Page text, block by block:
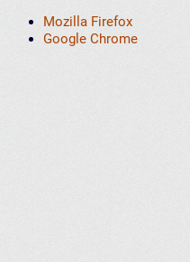
Mozilla Firefox
Google Chrome